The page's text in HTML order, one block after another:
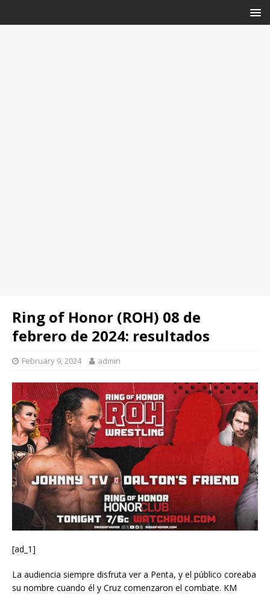
Ring of Honor (ROH) 08 de
febrero de 2024: resultados
February 9, 2024 admin
[ad_1]
La audiencia siempre disfruta ver a Penta, y el público coreaba
su nombre cuando él y Cruz comenzaron el combate. KM